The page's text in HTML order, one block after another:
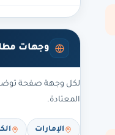
وجهات
لكل وجهة صفحة
المعتادة.
الإمارات